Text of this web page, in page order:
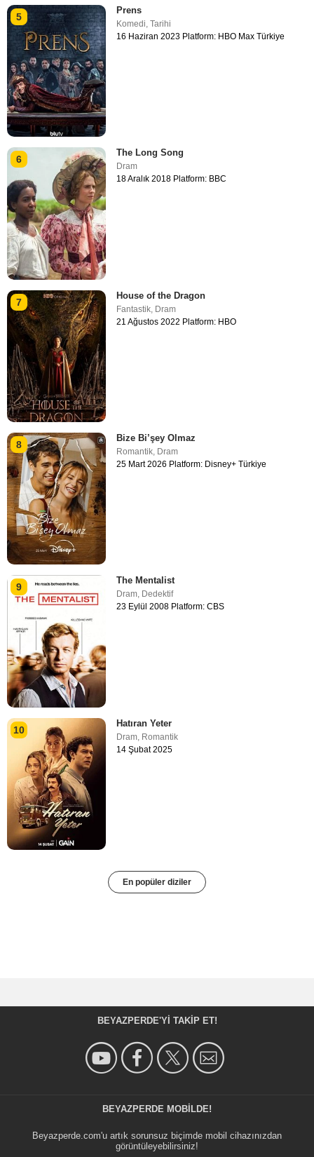
5
Prens
Komedi,Tarihi
16 Haziran 2023 Platform: HBO Max Türkiye
6
The Long Song
Dram
18 Aralık 2018 Platform: BBC
7
House of the Dragon
Fantastik Dram
21 Ağustos 2022 Platform: HBO
8
Bize Bi’şey Olmaz
Romantik, Dram
25 Mart 2026 Platform: Disney+ Türkiye
9
The Mentalist
Dram, Dedektif
23 Eylül 2008 Platform: CBS
10
Hatıran Yeter
Dram Romantik
14 Şubat 2025
En popüler diziler
BEYAZPERDE'YI TAKIP ET!
BEYAZPERDE MOBILDE!
Beyazperde.com'u artık sorunsuz biçimde mobil cihazınızdan
görüntüleyebilirsiniz!